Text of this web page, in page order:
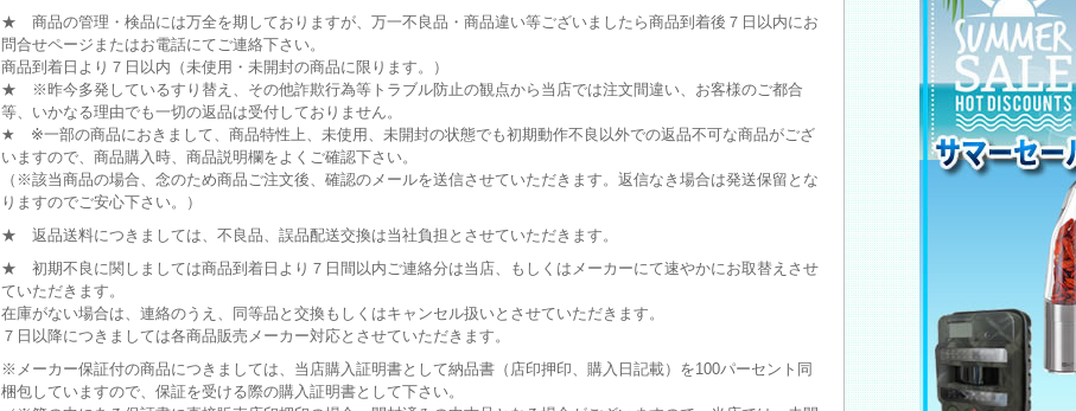
★ 商品の管理・検品には万全を期しておりますが、万一不良品・商品違い等ございましたら商品到着後７日以内にお
問合せページまたはお電話にてご連絡下さい。
商品到着日より７日以内（未使用・未開封の商品に限ります。）
★ ※昨今多発しているすり替え、その他詐欺行為等トラブル防止の観点から当店では注文間違い、お客様のご都合
等、いかなる理由でも一切の返品は受付しておりません。
★ ※一部の商品におきまして、商品特性上、未使用、未開封の状態でも初期動作不良以外での返品不可な商品がござ
いますので、商品購入時、商品説明欄をよくご確認下さい。
（※該当商品の場合、念のため商品ご注文後、確認のメールを送信させていただきます。返信なき場合は発送保留とな
りますのでご安心下さい。）
★ 返品送料につきましては、不良品、誤品配送交換は当社負担とさせていただきます。
★ 初期不良に関しましては商品到着日より７日間以内ご連絡分は当店、もしくはメーカーにて速やかにお取替えさせ
ていただきます。
在庫がない場合は、連絡のうえ、同等品と交換もしくはキャンセル扱いとさせていただきます。
７日以降につきましては各商品販売メーカー対応とさせていただきます。
※メーカー保証付の商品につきましては、当店購入証明書として納品書（店印押印、購入日記載）を100パーセント同
梱包していますので、保証を受ける際の購入証明書として下さい。